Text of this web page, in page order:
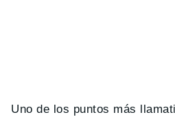
Uno de los puntos más